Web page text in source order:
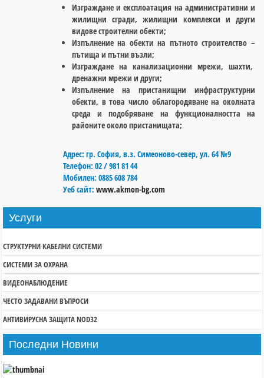
Изграждане и експлоатация на административни и
жилищни сгради, жилищни комплекси и други
видове строителни обекти;
Изпълнение на обекти на пътното строителство –
пътища и пътни възли;
Изграждане на канализационни мрежи, шахти,
дренажни мрежи и други;
Изпълнение на пристанищни инфраструктурни
обекти, в това число облагородяване на околната
среда и подобряване на функционалността на
районите около пристанищата;
Адрес: гр. София, в.з. Симеоново-север, ул. 64 №9
Телефон: 02 / 981 81 44
Мобилен: 0885 608 784
Уеб сайт: www.akmon-bg.com
Услуги
СТРУКТУРНИ КАБЕЛНИ СИСТЕМИ
СИСТЕМИ ЗА ОХРАНА
ВИДЕОНАБЛЮДЕНИЕ
ЧЕСТО ЗАДАВАНИ ВЪПРОСИ
АНТИВИРУСНА ЗАЩИТА NOD32
Последни Новини